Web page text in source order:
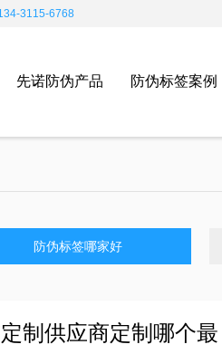
3115-6768
先诺防伪产品 防伪标签案例
防伪标签哪家好
制供应商定制哪个最